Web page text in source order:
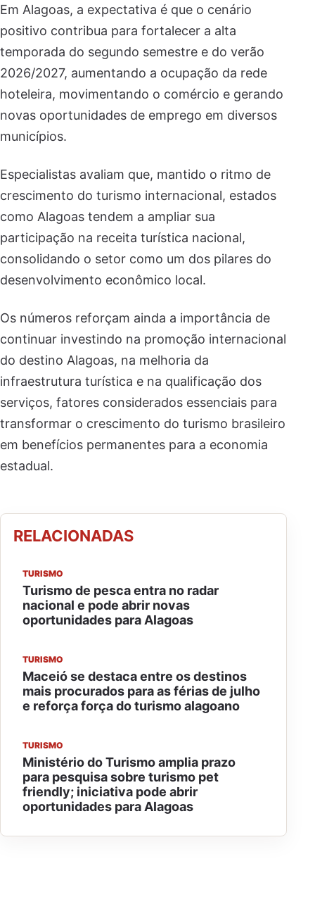
Em Alagoas, a expectativa é que o cenário
positivo contribua para fortalecer a alta
temporada do segundo semestre e do verão
2026/2027, aumentando a ocupação da rede
hoteleira, movimentando o comércio e gerando
novas oportunidades de emprego em diversos
municípios.
Especialistas avaliam que, mantido o ritmo de
crescimento do turismo internacional, estados
como Alagoas tendem a ampliar sua
participação na receita turística nacional,
consolidando o setor como um dos pilares do
desenvolvimento econômico local.
Os números reforçam ainda a importância de
continuar investindo na promoção internacional
do destino Alagoas, na melhoria da
infraestrutura turística e na qualificação dos
serviços, fatores considerados essenciais para
transformar o crescimento do turismo brasileiro
em benefícios permanentes para a economia
estadual.
RELACIONADAS
TURISMO
Turismo de pesca entra no radar
nacional e pode abrir novas
oportunidades para Alagoas
TURISMO
Maceió se destaca entre os destinos
mais procurados para as férias de julho
e reforça força do turismo alagoano
TURISMO
Ministério do Turismo amplia prazo
para pesquisa sobre turismo pet
friendly; iniciativa pode abrir
oportunidades para Alagoas